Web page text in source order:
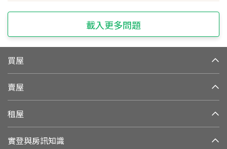
載入更多問題
買屋
賣屋
租屋
實登與房訊知識